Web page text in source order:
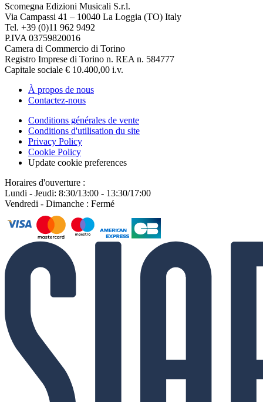
Scomegna Edizioni Musicali S.r.l.
Via Campassi 41 – 10040 La Loggia (TO) Italy
Tel. +39 (0)11 962 9492
P.IVA 03759820016
Camera di Commercio di Torino
Registro Imprese di Torino n. REA n. 584777
Capitale sociale € 10.400,00 i.v.
À propos de nous
Contactez-nous
Conditions générales de vente
Conditions d'utilisation du site
Privacy Policy
Cookie Policy
Update cookie preferences
Horaires d'ouverture :
Lundi - Jeudi: 8:30/13:00 - 13:30/17:00
Vendredi - Dimanche : Fermé